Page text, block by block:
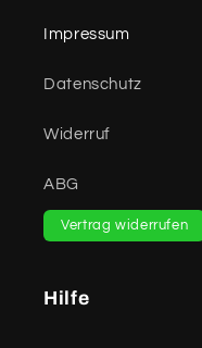
Impressum
Datenschutz
Widerruf
ABG
Vertrag widerrufen
Hilfe